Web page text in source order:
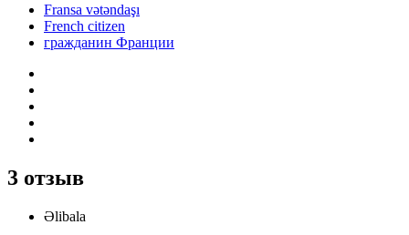
Fransa vətəndaşı
French citizen
гражданин Франции
3 отзыв
Əlibala